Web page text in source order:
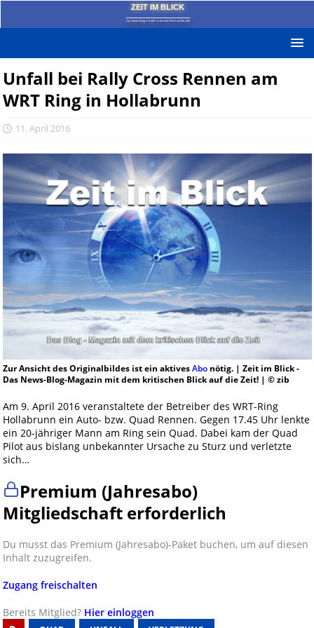
ZEIT IM BLICK
Das News-Blog mit dem kritischen Blick auf die Zeit!
Unfall bei Rally Cross Rennen am
WRT Ring in Hollabrunn
11. April 2016
Zur Ansicht des Originalbildes ist ein aktivesAbonötig. | Zeit im Blick -
Das News-Blog-Magazin mit dem kritischen Blick auf die Zeit! | © zib
Am 9. April 2016 veranstaltete der Betreiber des WRT-Ring
Hollabrunn ein Auto- bzw. Quad Rennen. Gegen 17.45 Uhr lenkte
ein 20-jähriger Mann am Ring sein Quad. Dabei kam der Quad
Pilot aus bislang unbekannter Ursache zu Sturz und verletzte
sich…
Premium (Jahresabo)
Mitgliedschaft erforderlich
Du musst das Premium (Jahresabo)-Paket buchen, um auf diesen
Inhalt zuzugreifen.
Zugang freischalten
Bereits Mitglied? Hier einloggen